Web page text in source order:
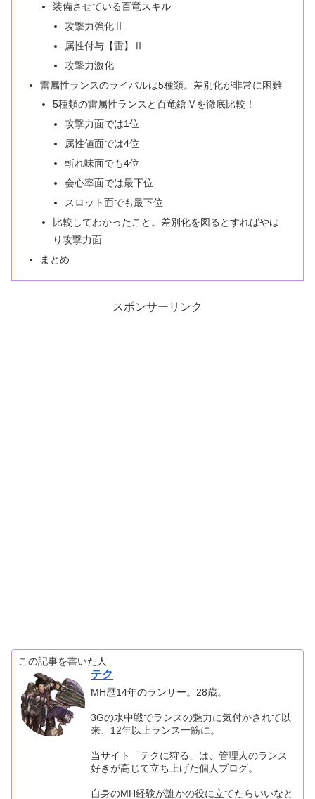
装備させている百竜スキル
攻撃力強化Ⅱ
属性付与【雷】Ⅱ
攻撃力激化
雷属性ランスのライバルは5種類。差別化が非常に困難
5種類の雷属性ランスと百竜鎗Ⅳを徹底比較！
攻撃力面では1位
属性値面では4位
斬れ味面でも4位
会心率面では最下位
スロット面でも最下位
比較してわかったこと。差別化を図るとすればやは
り攻撃力面
まとめ
スポンサーリンク
この記事を書いた人
テク
MH歴14年のランサー。28歳。
3Gの水中戦でランスの魅力に気付かされて以
来、12年以上ランス一筋に。
当サイト「テクに狩る」は、管理人のランス
好きが高じて立ち上げた個人ブログ。
自身のMH経験が誰かの役に立てたらいいなと